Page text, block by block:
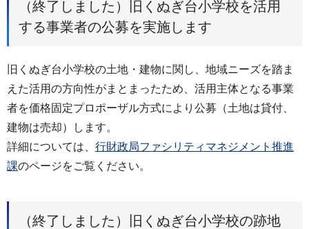
（終了しました）旧くぬぎ台小学校を活用
する事業者の公募を実施します
旧くぬぎ台小学校の土地・建物に関し、地域ニーズを踏ま
えた活用の方向性がまとまったため、活用主体となる事業
者を価格固定プロポーザル方式により公募（土地は貸付、
建物は売却）します。
詳細については、 行財政局ファシリティマネジメント推進
課のページをご覧ください。
（終了しました）旧くぬぎ台小学校の跡地